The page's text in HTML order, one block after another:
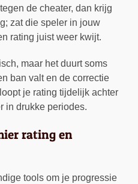
de cheater, dan krijg
zat die speler in jouw
rating juist weer kwijt.
maar het duurt soms
ban valt en de correctie
je rating tijdelijk achter
in drukke periodes.
rating en
tools om je progressie